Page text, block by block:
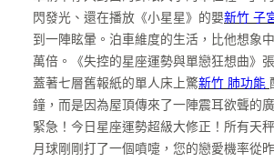
閃發光、還在播放《小星星》的嬰新竹 子
到一陣眩暈。泊車維度的生活，比他想象
萬倍。《失控的星座運勢與單戀狂想曲》
蓋著七層舊報紙的單人床上驚新竹 肺功能
鐘，而是因為屋頂傳來了一陣震耳欲聾的
緊急！今日星座運勢超級大修正！所有天
月球剛剛打了一個噴嚏，您的戀愛機率從